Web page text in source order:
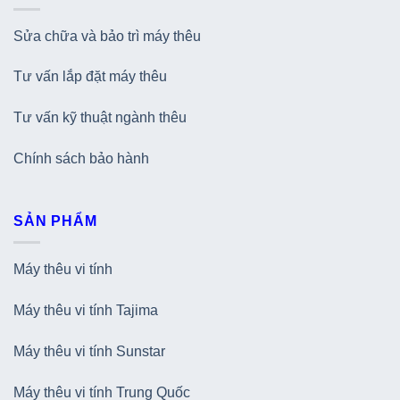
Sửa chữa và bảo trì máy thêu
Tư vấn lắp đặt máy thêu
Tư vấn kỹ thuật ngành thêu
Chính sách bảo hành
SẢN PHẨM
Máy thêu vi tính
Máy thêu vi tính Tajima
Máy thêu vi tính Sunstar
Máy thêu vi tính Trung Quốc